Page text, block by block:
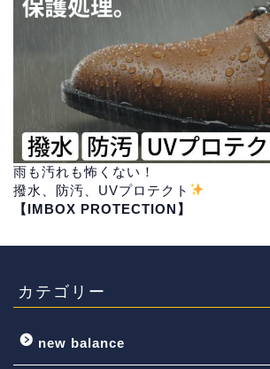
雨も汚れも怖くない！
撥水、防汚、UVプロテクト
【IMBOX PROTECTION】
カテゴリー
new balance